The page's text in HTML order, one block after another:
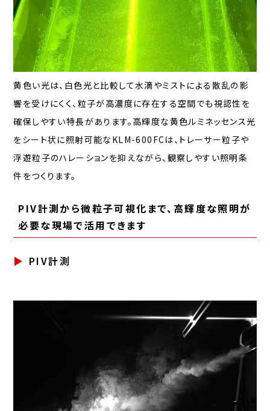
黄色い光は、白色光と比較して水滴やミストによる散乱の影
響を受けにくく、粒子が高濃度に存在する空間でも視認性を
確保しやすい特長があります。高輝度な黄色ルミネッセンス光
をシート状に照射可能なKLM-600FCは、トレーサー粒子や
浮遊粒子のハレーションを抑えながら、観察しやすい照明条
件をつくります。
PIV計測から微粒子可視化まで、高輝度な照明が
必要な現場で活用できます
PIV計測